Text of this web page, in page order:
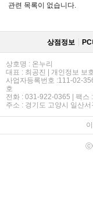
관련 목록이 없습니다.
상점정보
상호명 : 온누리
대표 : 최공진 | 개인정보 보
사업자등록번호 :111-02-
호
전화 : 031-922-0365 | 팩스 :
주소 : 경기도 고양시 일산